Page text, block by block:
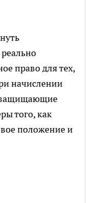
право для тех,
начислении
защищающие
того, как
положение и